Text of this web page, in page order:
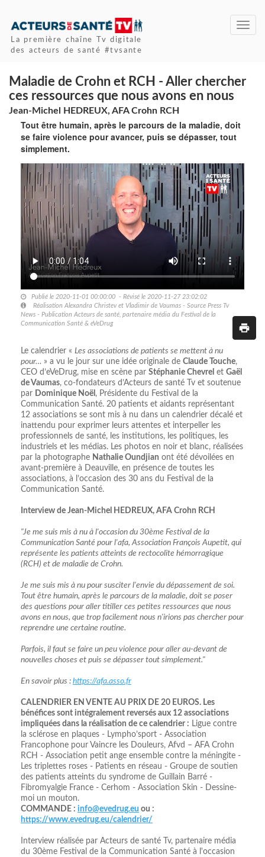
La première chaîne Tv digitale
des acteurs de santé #tvsante
Maladie de Crohn et RCH - Aller chercher
ces ressources que nous avons en nous
Jean-Michel HEDREUX, AFA Crohn RCH
Tout être humain, après le parcours de la maladie, doit
se faire violence pour avancer, puis se dépasser, tout
simplement.
Publié le 2020-11-01 00:00:00 - Révisé le 2020-11-27 23:02:02
Réalisation Alexandra Christev et Vladimir de Vaumas - Source Press Tv
News - Publication Acteurs de santé, partenaire média du Festival de la
Communication Santé & eVeDrug
Le calendrier « Les associations de patients se mettent à nu
pour… » a vu le jour sur une idée originale de Claude Touche,
CEO d’eVeDrug, mise en scène par Stéphanie Chevrel et Gaël
de Vaumas, co-fondateurs d’Acteurs de santé Tv et soutenue
par Dominique Noël , Présidente du Festival de la
Communication Santé. 20 patients et aidants représentant
12 associations se sont mis à nu dans un calendrier décalé et
inattendu pour exprimer leurs attentes et interpeller les
professionnels de santé, les institutions, les politiques, les
industriels et les médias. Les photos en noir et blanc, réalisées
par la photographe Nathalie Oundjian ont été dévoilées en
avant-première à Deauville, en présence de toutes les
associations, à l’occasion des 30 ans du Festival de la
Communication Santé.
Interview de Jean-Michel HEDREUX, AFA Crohn RCH
"Je me suis mis à nu à l'occasion du 30ème Festival de la
Communication Santé pour l'afa, Association François Aupetit, qui
représente les patients atteints de rectocolite hémorragique
(RCH) et de maladie de Crohn.
Je me suis mis à nu pour susciter l'envie du dépassement de soi.
Tout être humain, après le parcours de la maladie, doit se poser
des questions pour aller titiller ces petites ressources que nous
avons en nous, que trop facilement nous n'irions pas chercher pour
reprendre une certaine routine.
Parfois, il faut se faire un peu violence pour aller au-devant de
nouvelles choses et puis se dépasser tout simplement."
En savoir plus : https://afa.asso.fr
CALENDRIER EN VENTE AU PRIX DE 20 EUROS. Les
bénéfices sont intégralement reversés aux 12 associations
impliquées dans la réalisation de ce calendrier : Ligue contre
la sclérose en plaques - Lympho’sport - Association
Francophone pour Vaincre les Douleurs, Afvd – AFA Crohn
RCH - Association petit ange ensemble contre la méningite -
Les triplettes roses - Patients en réseau - Groupe de soutien
des patients atteints du syndrome de Guillain Barré -
Fibromyalgie France - Cerhom - Association Skin - Dessine-
moi un mouton.
COMMANDE : info@evedrug.eu ou :
https://www.evedrug.eu/calendrier/
Interview réalisée par Acteurs de santé Tv, partenaire média
du 30ème Festival de la Communication Santé à l'occasion